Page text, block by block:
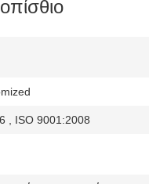
, ISO 9001:2008